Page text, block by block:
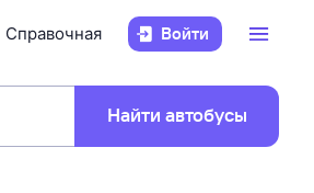
Справочная Войти
Найти автобусы